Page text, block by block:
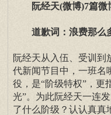
阮经天(微博)7篇微
道歉词：浪费那么
阮经天从入伍、受训到
代新闻节目中，一班名
役，是“阶级特权”，更
光”。为此阮经天一连
了什么阶级？认认真真